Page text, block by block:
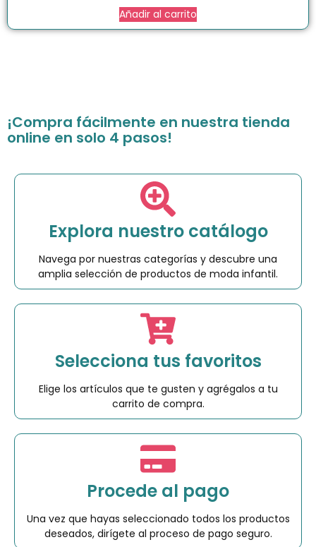
Añadir al carrito
¡Compra fácilmente en nuestra tienda
online en solo 4 pasos!
Explora nuestro catálogo
Navega por nuestras categorías y descubre una
amplia selección de productos de moda infantil.
Selecciona tus favoritos
Elige los artículos que te gusten y agrégalos a tu
carrito de compra.
Procede al pago
Una vez que hayas seleccionado todos los productos
deseados, dirígete al proceso de pago seguro.